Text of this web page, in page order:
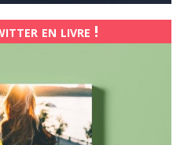
en livre !